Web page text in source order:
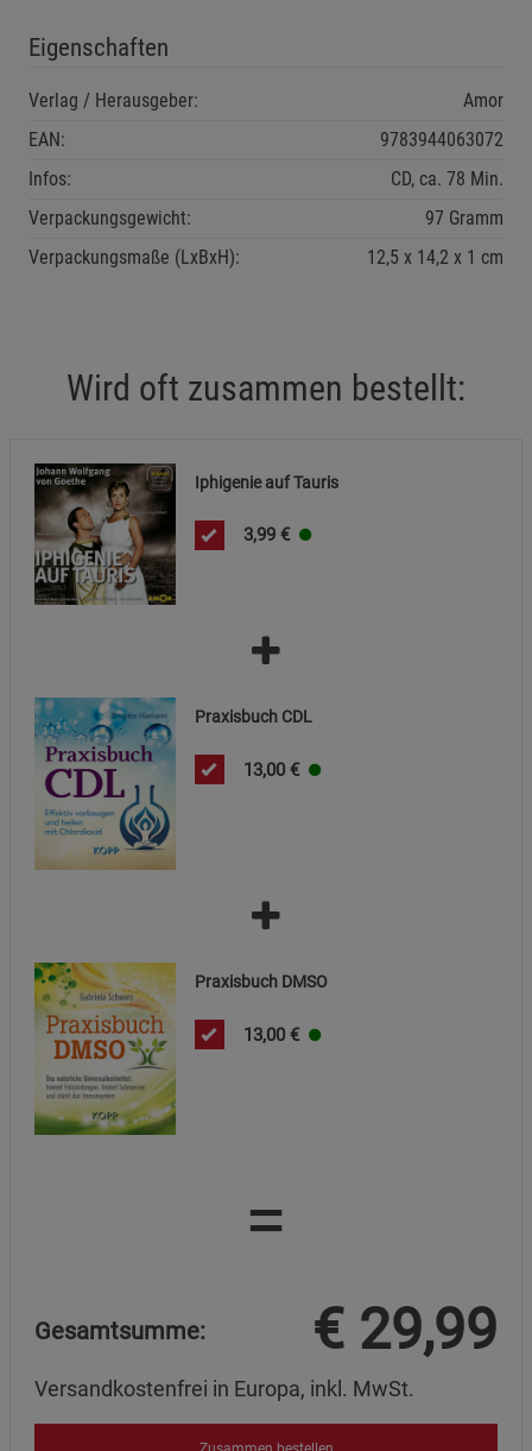
Eigenschaften
Verlag / Herausgeber:
Amor
EAN:
9783944063072
Infos:
CD, ca. 78 Min.
Verpackungsgewicht:
97 Gramm
Verpackungsmaße (LxBxH):
12,5 14,2 1 cm
Wird oft zusammen bestellt:
Iphigenie auf Tauris
3,99 €
Praxisbuch CDL
13,00 €
Praxisbuch DMSO
13,00 €
=
Gesamtsumme: € 29,99
Versandkostenfrei in Europa, inkl. MwSt.
Notwendige Cookies (5)
Cookie-Informationen
Funktionale Cookies (1) Funktionale
Beschreibung Funktionale Cookies
Cookie-Informationen
Cookie-Informationen anzeigen
Marketing Cookies (3)
Beschreibung Marketing Cookies
Cookie-Informationen